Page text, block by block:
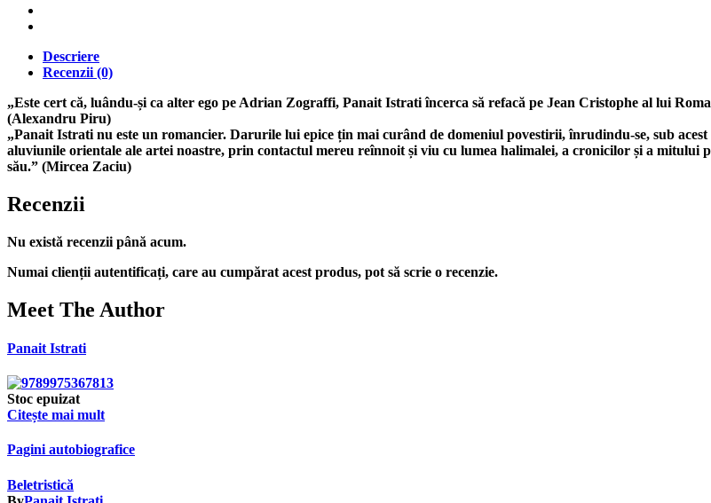
Descriere
Recenzii (0)
„Este cert că, luându-și ca alter ego pe Adrian Zograffi, Panait Istrati încerca să refacă pe Jean Cristophe al lui
(Alexandru Piru)
„Panait Istrati nu este un romancier. Darurile lui epice țin mai curând de domeniul povestirii, înrudindu-se, sub
aluviunile orientale ale artei noastre, prin contactul mereu reînnoit și viu cu lumea halimalei, a cronicilor și a mitului
său.” (Mircea Zaciu)
Recenzii
Nu există recenzii până acum.
Numai clienții autentificați, care au cumpărat acest produs, pot să scrie o recenzie.
Meet The Author
Panait Istrati
Stoc epuizat
Citește mai mult
Pagini autobiografice
Beletristică